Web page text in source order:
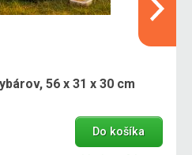
56 x 31 x 30 cm
Do košíka